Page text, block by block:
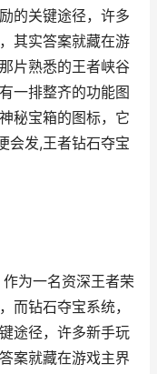
的关键途径，许多
其实答案就藏在游
片熟悉的王者峡谷
一排整齐的功能图
秘宝箱的图标，它
会发,王者钻石夺宝
为一名资深王者荣
而钻石夺宝系统，
途径，许多新手玩
案就藏在游戏主界